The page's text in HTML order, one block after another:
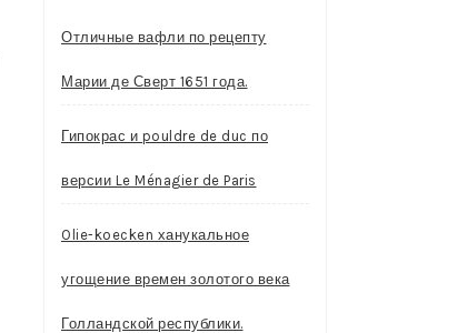
Отличные вафли по рецепту
Марии де Сверт 1651 года.
Гипокрас и pouldre de duc по
версии Le Ménagier de Paris
Olie-koecken ханукальное
угощение времен золотого века
Голландской республики.